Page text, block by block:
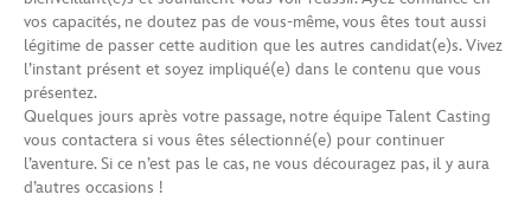
vos capacités, ne doutez pas de vous-même, vous êtes tout aussi
légitime de passer cette audition que les autres candidat(e)s. Vivez
l’instant présent et soyez impliqué(e) dans le contenu que vous
présentez.
Quelques jours après votre passage, notre équipe Talent Casting
vous contactera si vous êtes sélectionné(e) pour continuer
l’aventure. Si ce n’est pas le cas, ne vous découragez pas, il y aura
d’autres occasions !